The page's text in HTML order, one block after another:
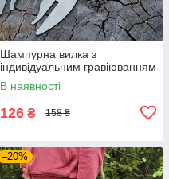
Шампурна вилка з
індивідуальним гравіюванням
В наявності
126 ₴ 158 ₴
–20%